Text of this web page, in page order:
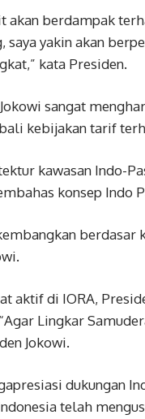
akan berdampak
yakin akan
kata Presiden.
sangat
kebijakan tarif
kawasan Indo-
konsep Indo
aktif di IORA,
Lingkar
Jokowi.
dukungan
telah